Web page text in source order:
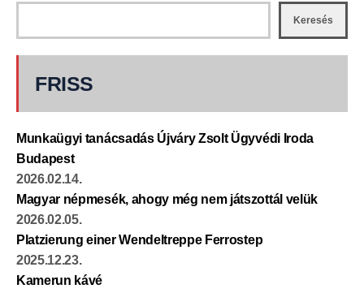
Keresés
FRISS
Munkaügyi tanácsadás Újváry Zsolt Ügyvédi Iroda
Budapest
2026.02.14.
Magyar népmesék, ahogy még nem játszottál velük
2026.02.05.
Platzierung einer Wendeltreppe Ferrostep
2025.12.23.
Kamerun kávé